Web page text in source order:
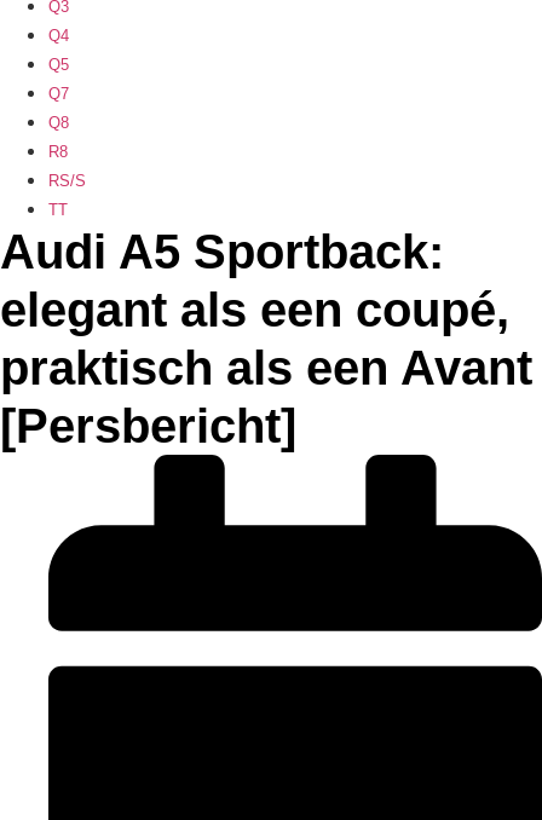
Q3
Q4
Q5
Q7
Q8
R8
RS/S
TT
Audi A5 Sportback:
elegant als een coupé,
praktisch als een Avant
[Persbericht]